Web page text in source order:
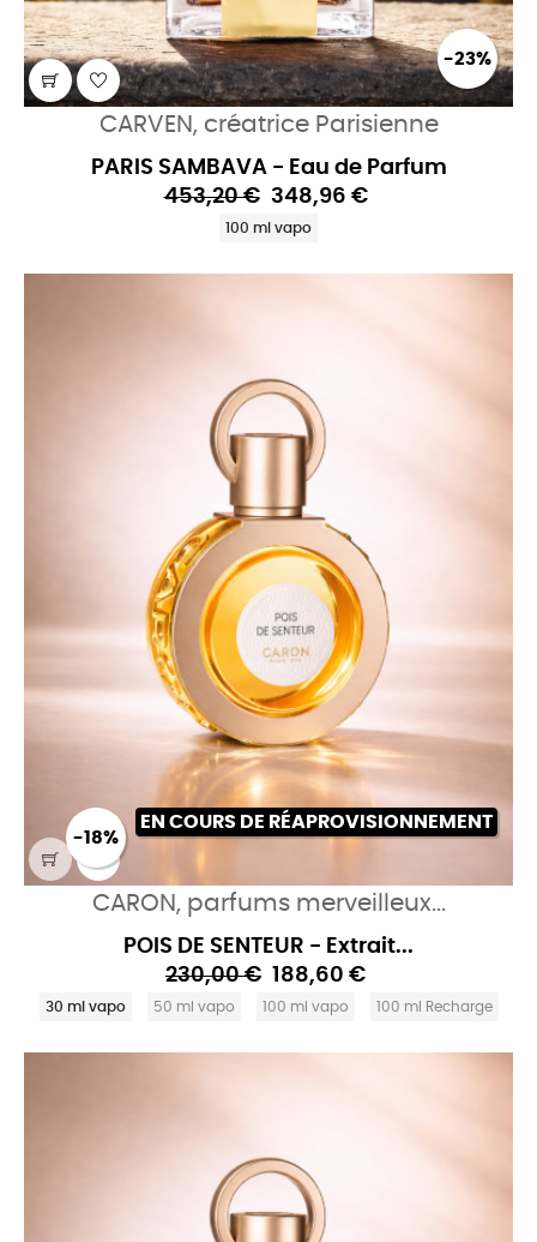
-23%
CARVEN, créatrice Parisienne
PARIS SAMBAVA - Eau de Parfum
453,20 € 348,96 €
100 ml vapo
-18%
EN COURS DE RÉAPROVISIONNEMENT
CARON, parfums merveilleux...
POIS DE SENTEUR - Extrait...
230,00 € 188,60 €
30 ml vapo 50 ml vapo 100 ml vapo 100 ml Recharge